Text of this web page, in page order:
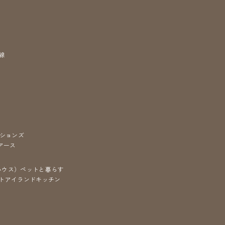
ョンズ
ース
ス） ペットと暮らす
アイランドキッチン